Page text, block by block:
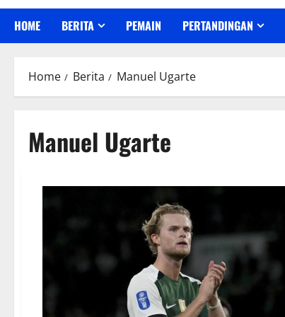
HOME BERITA PEMAIN PERTANDINGAN
Home Berita Manuel Ugarte
Manuel Ugarte